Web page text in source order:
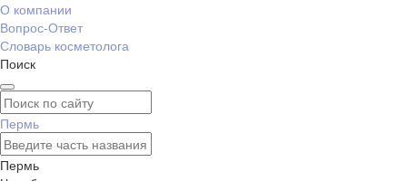
О компании
Вопрос-Ответ
Словарь косметолога
Поиск
Пермь
Пермь